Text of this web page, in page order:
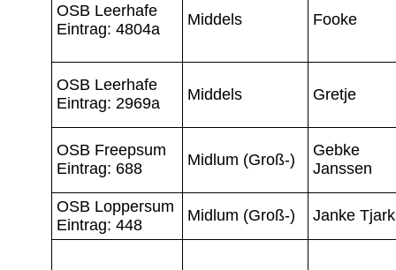
OSB Leerhafe
Eintrag: 4804a
Middels Fooke
OSB Leerhafe
Eintrag: 2969a
Middels Gretje
OSB Freepsum
Eintrag: 688
Midlum (Groß-)
Gebke
Janssen
OSB Loppersum
Eintrag: 448
Midlum (Groß-) Janke